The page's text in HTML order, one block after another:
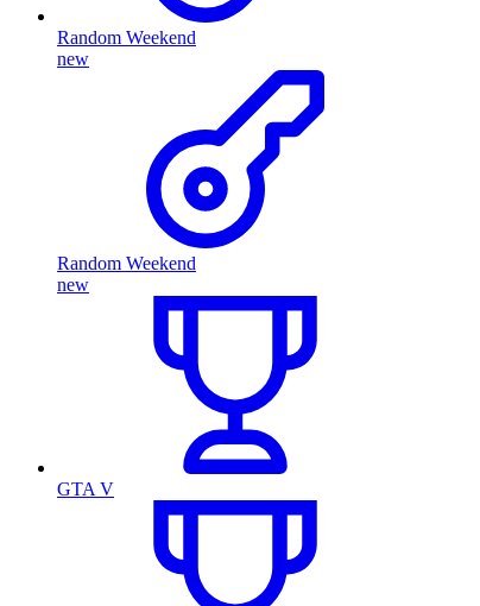
Random Weekend
new
Random Weekend
new
GTA V